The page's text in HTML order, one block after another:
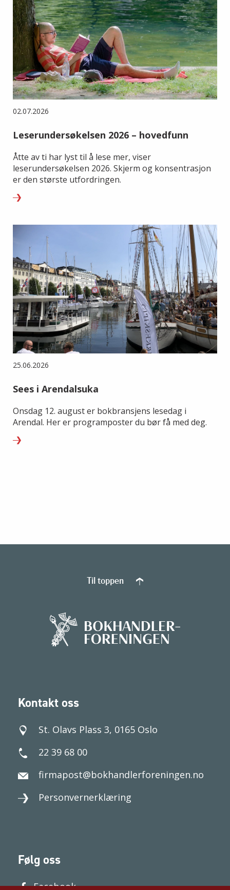
02.07.2026
Leserundersøkelsen 2026 – hovedfunn
Åtte av ti har lyst til å lese mer, viser
leserundersøkelsen 2026. Skjerm og konsentrasjon
er den største utfordringen.
25.06.2026
Sees i Arendalsuka
Onsdag 12. august er bokbransjens lesedag i
Arendal. Her er programposter du bør få med deg.
Kontakt oss
St. Olavs Plass 3, 0165 Oslo
22 39 68 00
firmapost@bokhandlerforeningen.no
Personvernerklæring
Følg oss
Facebook
Til toppen